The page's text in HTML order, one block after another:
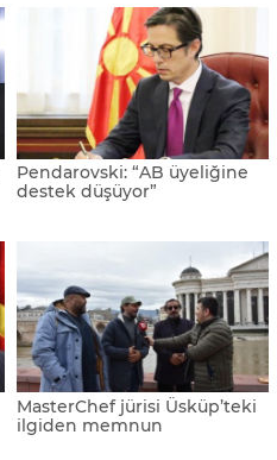
Kuzey Makedonya’da Türkiye
ile ilişkilere güçlü destek
Kuzey Makedonya ile
Sırbistan arasındaki ticarete
Açık Balkan dopingi